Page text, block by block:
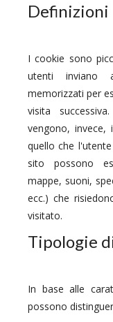
Definizioni
I cookie sono
utenti inviano
memorizzati per
visita
vengono,
quello che
sito possono
mappe, suoni,
ecc.) che
visitato.
Tipologie
In base alle
possono